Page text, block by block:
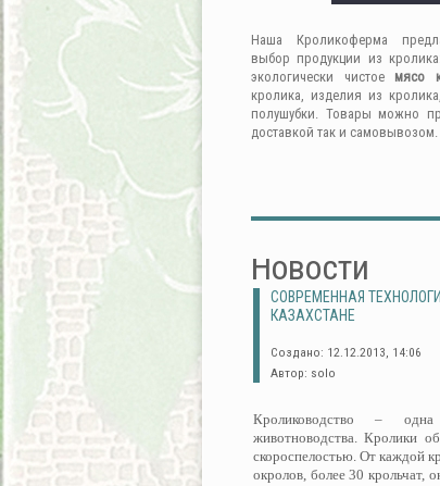
Наша Кроликоферма
выбор продукции из
экологически чистое мясо
кролика, изделия из
полушубки. Товары можно
доставкой так и самовывозом.
Новости
СОВРЕМЕННАЯ
КАЗАХСТАНЕ
Создано: 12.12.2013, 14:06
Автор: solo
Кролиководство –
животноводства. Кролики
скороспелостью. От каждой
окролов, более 30 крольчат,